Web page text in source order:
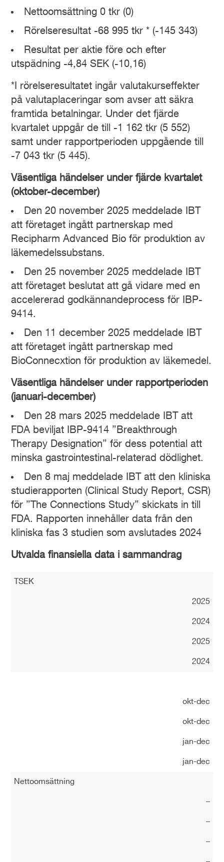
Nettoomsättning 0 tkr (0)
Rörelseresultat -68 995 tkr * (-145 343)
Resultat per aktie före och efter
utspädning -4,84 SEK (-10,16)
*I rörelseresultatet ingår valutakurseffekter
på valutaplaceringar som avser att säkra
framtida betalningar. Under det fjärde
kvartalet uppgår de till -1 162 tkr (5 552)
samt under rapportperioden uppgående till
-7 043 tkr (5 445).
Väsentliga händelser under fjärde kvartalet
(oktober-december)
Den 20 november 2025 meddelade IBT
att företaget ingått partnerskap med
Recipharm Advanced Bio för produktion av
läkemedelssubstans.
Den 25 november 2025 meddelade IBT
att företaget beslutat att gå vidare med en
accelererad godkännandeprocess för IBP-
9414.
Den 11 december 2025 meddelade IBT
att företaget ingått partnerskap med
BioConnecxtion för produktion av läkemedel.
Väsentliga händelser under rapportperioden
(januari-december)
Den 28 mars 2025 meddelade IBT att
FDA beviljat IBP-9414 ”Breakthrough
Therapy Designation” för dess potential att
minska gastrointestinal-relaterad dödlighet.
Den 8 maj meddelade IBT att den kliniska
studierapporten (Clinical Study Report, CSR)
för ”The Connections Study” skickats in till
FDA. Rapporten innehåller data från den
kliniska fas 3 studien som avslutades 2024
Utvalda finansiella data i sammandrag
TSEK
2025
2024
2025
2024
okt-dec
okt-dec
jan-dec
jan-dec
Nettoomsättning
–
–
–